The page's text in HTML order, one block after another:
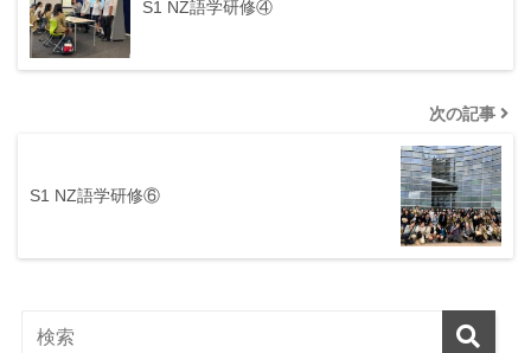
S1 NZ語学研修④
次の記事
S1 NZ語学研修⑥